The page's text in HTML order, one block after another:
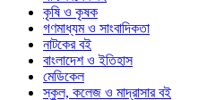
কৃষি ও কৃষক
গণমাধ্যম ও সাংবাদিকতা
নাটকের বই
বাংলাদেশ ও ইতিহাস
মেডিকেল
স্কুল, কলেজ ও মাদ্রাসার বই